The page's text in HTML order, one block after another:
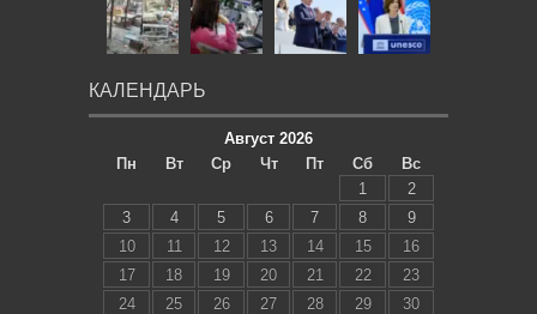
КАЛЕНДАРЬ
Август 2026
Пн
Вт Ср Чт Пт Сб
Вс
1
2
3
4 5 6 7 8
9
10
11 12 13 14 15
16
17
18 19 20 21 22
23
24
25 26 27 28 29
30